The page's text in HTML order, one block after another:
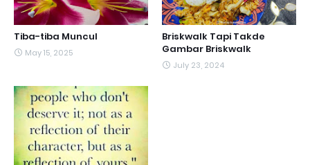
Tiba-tiba Muncul
May 15, 2025
Briskwalk Tapi Takde
Gambar Briskwalk
July 23, 2024